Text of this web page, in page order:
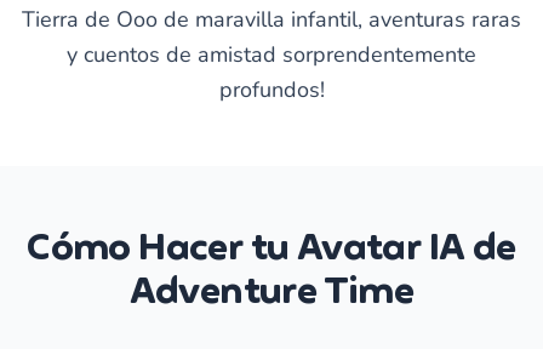
Tierra de Ooo de maravilla infantil, aventuras raras
y cuentos de amistad sorprendentemente
profundos!
Cómo Hacer tu Avatar IA de
Adventure Time